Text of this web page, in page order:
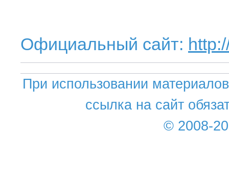
Официальный сайт:
При использовании
ссылка на сайт
© 2008-